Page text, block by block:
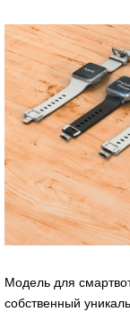
Модель для
собственный